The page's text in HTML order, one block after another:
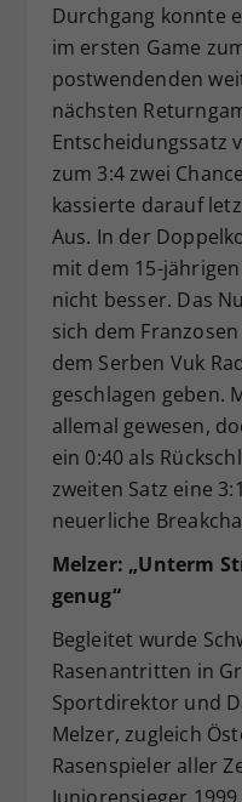
Durchgang konnte
im ersten Game
postwendenden
nächsten
Entscheidungssatz
zum 3:4 zwei
kassierte darauf
Aus. In der
mit dem 15-
nicht besser. Das
sich dem
dem Serben Vuk
geschlagen geben.
allemal gewesen,
ein 0:40 als
zweiten Satz eine
neuerliche
Melzer: „Unterm
genug“
Begleitet wurde
Rasenantritten in
Sportdirektor und
Melzer, zugleich
Rasenspieler aller
Juniorensieger